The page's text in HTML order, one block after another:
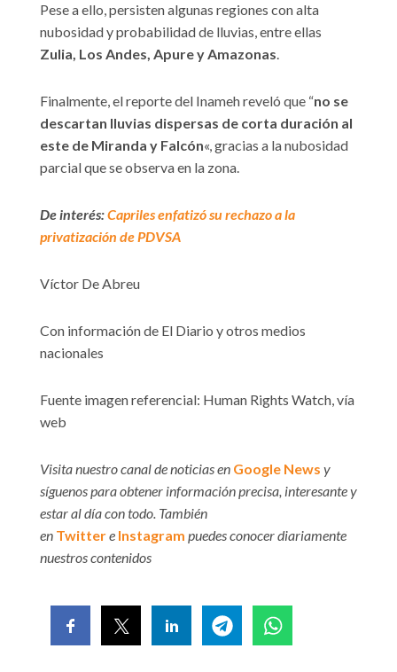
Pese a ello, persisten algunas regiones con alta
nubosidad y probabilidad de lluvias, entre ellas
Zulia, Los Andes, Apure y Amazonas.
Finalmente, el reporte del Inameh reveló que “no se
descartan lluvias dispersas de corta duración al
este de Miranda y Falcón«, gracias a la nubosidad
parcial que se observa en la zona.
De interés:Capriles enfatizó su rechazo a la
privatización de PDVSA
Víctor De Abreu
Con información de El Diario y otros medios
nacionales
Fuente imagen referencial: Human Rights Watch, vía
web
Visita nuestro canal de noticias en Google News y
síguenos para obtener información precisa, interesante y
estar al día con todo. También
en Twittere Instagram puedes conocer diariamente
nuestros contenidos